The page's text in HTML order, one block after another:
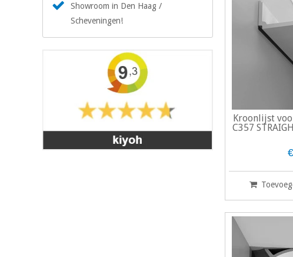
Kroonlijst
C357
Showroom in Den Haag /
Scheveningen!